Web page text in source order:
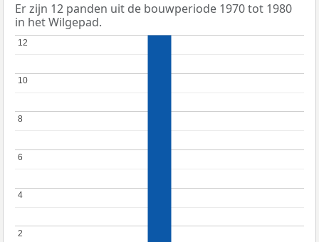
Er zijn 12 panden uit de bouwperiode 1970 tot 1980
in het Wilgepad.
2
2
4
4
6
6
8
8
10
10
12
12